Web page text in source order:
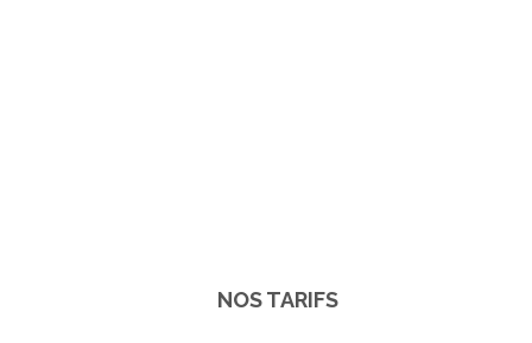
NOS TARIFS